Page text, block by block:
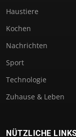
Haustiere
Kochen
Nachrichten
Sport
Technologie
Zuhause & Leben
NÜTZLICHE